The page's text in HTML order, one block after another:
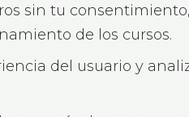
sin tu
de los cursos.
del usuario y